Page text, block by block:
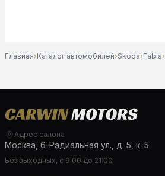
Главная›Каталог автомобилей›Skoda›Fabia›
Адрес салона
Москва, 6-Радиальная ул., д. 5, к. 5
Без выходных, с 9:00 до 21:00